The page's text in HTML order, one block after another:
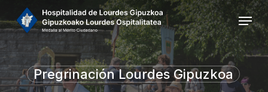
to
main
content
Menu
Pregrinación Lourdes Gipuzkoa
Close
Menu